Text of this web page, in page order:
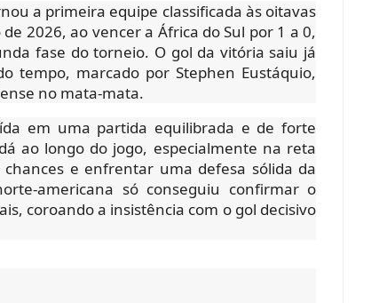
a primeira equipe classificada às oitavas
2026, ao vencer a África do Sul por 1 a 0,
fase do torneio. O gol da vitória saiu já
tempo, marcado por Stephen Eustáquio,
no mata-mata.
em uma partida equilibrada e de forte
ao longo do jogo, especialmente na reta
e enfrentar uma defesa sólida da
americana só conseguiu confirmar o
coroando a insistência com o gol decisivo